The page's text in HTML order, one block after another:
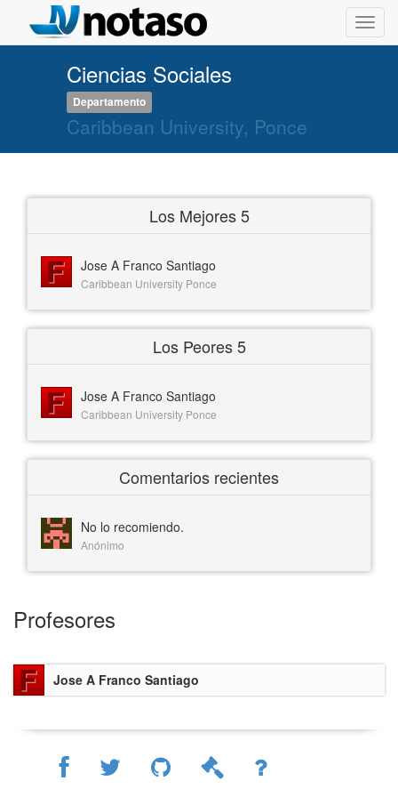
Ciencias Sociales
Departamento
Caribbean University, Ponce
Los Mejores 5
Jose A Franco Santiago
Caribbean University Ponce
Los Peores 5
Jose A Franco Santiago
Caribbean University Ponce
Comentarios recientes
No lo recomiendo.
Anónimo
Profesores
Jose A Franco Santiago